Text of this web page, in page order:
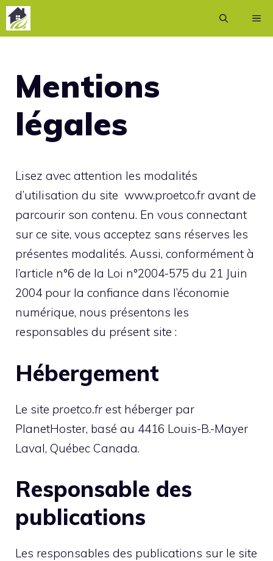
Aller
au
Mentions
légales
Lisez avec attention les modalités
d’utilisation du site www.proetco.fr avant de
parcourir son contenu. En vous connectant
sur ce site, vous acceptez sans réserves les
présentes modalités. Aussi, conformément à
l’article n°6 de la Loi n°2004-575 du 21 Juin
2004 pour la confiance dans l’économie
numérique, nous présentons les
responsables du présent site :
Hébergement
Le site proetco.fr est héberger par
PlanetHoster, basé au 4416 Louis-B.-Mayer
Laval, Québec Canada.
Responsable des
publications
Les responsables des publications sur le site